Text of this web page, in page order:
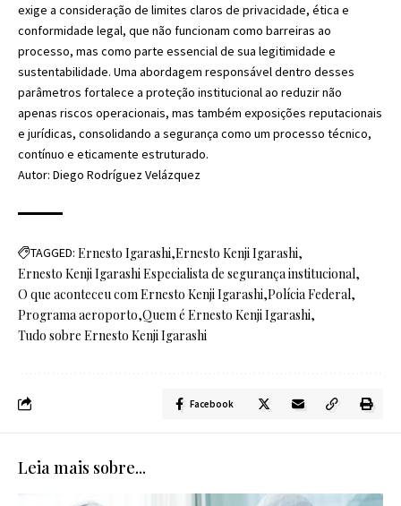
exige a consideração de limites claros de privacidade, ética e
conformidade legal, que não funcionam como barreiras ao
processo, mas como parte essencial de sua legitimidade e
sustentabilidade. Uma abordagem responsável dentro desses
parâmetros fortalece a proteção institucional ao reduzir não
apenas riscos operacionais, mas também exposições reputacionais
e jurídicas, consolidando a segurança como um processo técnico,
contínuo e eticamente estruturado.
Autor: Diego Rodríguez Velázquez
TAGGED: Ernesto Igarashi Ernesto Kenji Igarashi
Ernesto Kenji Igarashi Especialista de segurança institucional
O que aconteceu com Ernesto Kenji Igarashi Polícia Federal
Programa aeroporto Quem é Ernesto Kenji Igarashi
Tudo sobre Ernesto Kenji Igarashi
Facebook
Leia mais sobre...